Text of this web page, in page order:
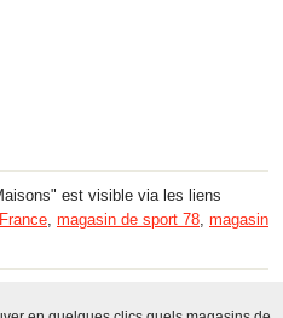
est visible via les liens
, magasin de sport 78, magasin